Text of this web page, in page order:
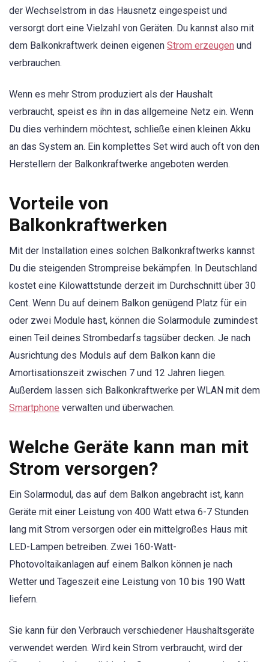
der Wechselstrom in das Hausnetz eingespeist und
versorgt dort eine Vielzahl von Geräten. Du kannst also mit
dem Balkonkraftwerk deinen eigenen Strom erzeugen und
verbrauchen.
Wenn es mehr Strom produziert als der Haushalt
verbraucht, speist es ihn in das allgemeine Netz ein. Wenn
Du dies verhindern möchtest, schließe einen kleinen Akku
an das System an. Ein komplettes Set wird auch oft von den
Herstellern der Balkonkraftwerke angeboten werden.
Vorteile von
Balkonkraftwerken
Mit der Installation eines solchen Balkonkraftwerks kannst
Du die steigenden Strompreise bekämpfen. In Deutschland
kostet eine Kilowattstunde derzeit im Durchschnitt über 30
Cent. Wenn Du auf deinem Balkon genügend Platz für ein
oder zwei Module hast, können die Solarmodule zumindest
einen Teil deines Strombedarfs tagsüber decken. Je nach
Ausrichtung des Moduls auf dem Balkon kann die
Amortisationszeit zwischen 7 und 12 Jahren liegen.
Außerdem lassen sich Balkonkraftwerke per WLAN mit dem
Smartphone verwalten und überwachen.
Welche Geräte kann man mit
Strom versorgen?
Ein Solarmodul, das auf dem Balkon angebracht ist, kann
Geräte mit einer Leistung von 400 Watt etwa 6-7 Stunden
lang mit Strom versorgen oder ein mittelgroßes Haus mit
LED-Lampen betreiben. Zwei 160-Watt-
Photovoltaikanlagen auf einem Balkon können je nach
Wetter und Tageszeit eine Leistung von 10 bis 190 Watt
liefern.
Sie kann für den Verbrauch verschiedener Haushaltsgeräte
verwendet werden. Wird kein Strom verbraucht, wird der